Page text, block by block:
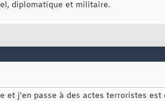
diplomatique et militaire.
et j'en passe à des actes terroristes